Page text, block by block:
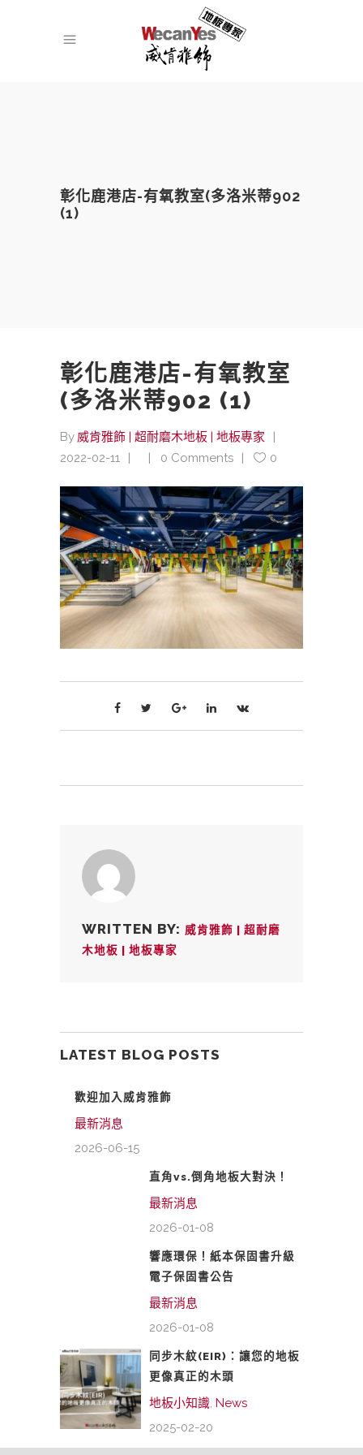
彰化鹿港店-有氧教室(多洛米蒂902
(1)
彰化鹿港店-有氧教室
(多洛米蒂902 (1)
By 威肯雅飾 | 超耐磨木地板 | 地板專家
2022-02-11
0 Comments 0
WRITTEN BY: 威肯雅飾 | 超耐磨
木地板 | 地板專家
LATEST BLOG POSTS
歡迎加入威肯雅飾
最新消息
2026-06-15
直角vs.倒角地板大對決！
最新消息
2026-01-08
響應環保！紙本保固書升級
電子保固書公告
最新消息
2026-01-08
同步木紋(EIR)：讓您的地板
更像真正的木頭
地板小知識, News
2025-02-20